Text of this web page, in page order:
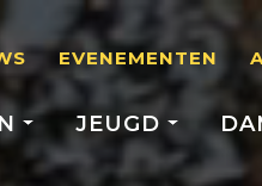
EVENEMENTEN
JEUGD